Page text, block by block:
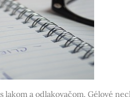
a odlakovačom. Gélové